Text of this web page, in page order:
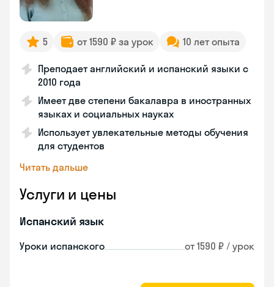
5 от 1590 ₽ за урок 10 лет опыта
Преподает английский и испанский языки с
2010 года
Имеет две степени бакалавра в иностранных
языках и социальных науках
Использует увлекательные методы обучения
для студентов
Читать дальше
Услуги и цены
Испанский язык
Уроки испанского от 1590 ₽ / урок